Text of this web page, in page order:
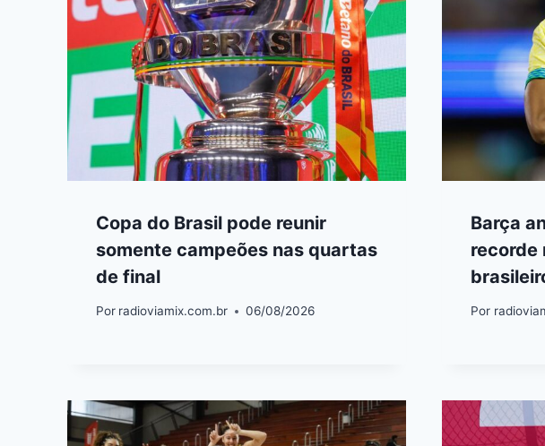
Copa do Brasil pode reunir
somente campeões nas quartas
de final
Por radioviamix.com.br 06/08/2026
Barça
recorde
Por